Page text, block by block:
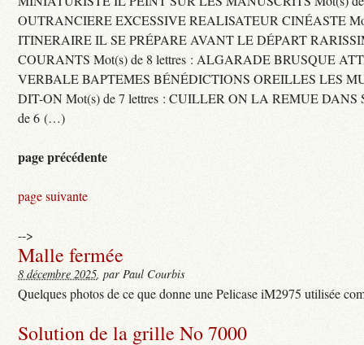
OUTRANCIERE EXCESSIVE REALISATEUR CINÉASTE
ITINERAIRE IL SE PRÉPARE AVANT LE DÉPART
COURANTS Mot(s) de 8 lettres : ALGARADE BRUSQUE
VERBALE BAPTEMES BÉNÉDICTIONS OREILLES LES
DIT-ON Mot(s) de 7 lettres : CUILLER ON LA REMUE DANS
de 6 (…)
page précédente
page suivante
-->
Malle fermée
8 décembre 2025, par Paul Courbis
Quelques photos de ce que donne une Pelicase iM2975 utilisée
Solution de la grille No 7000